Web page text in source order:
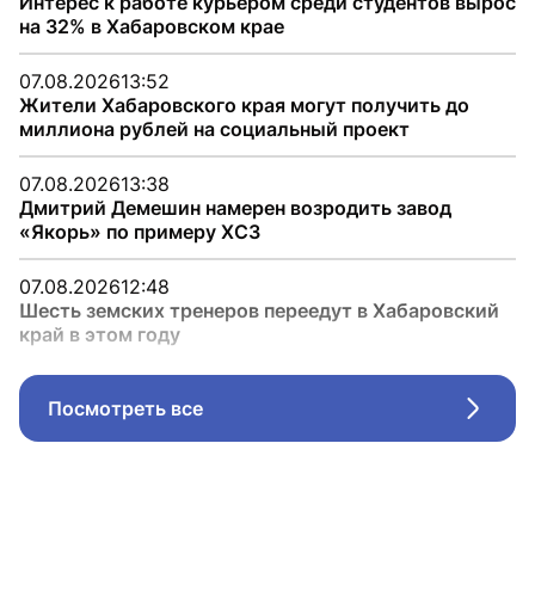
на 32% в Хабаровском крае
07.08.202613:52
Жители Хабаровского края могут получить до
миллиона рублей на социальный проект
07.08.202613:38
Дмитрий Демешин намерен возродить завод
«Якорь» по примеру ХСЗ
07.08.202612:48
Шесть земских тренеров переедут в Хабаровский
край в этом году
Посмотреть все